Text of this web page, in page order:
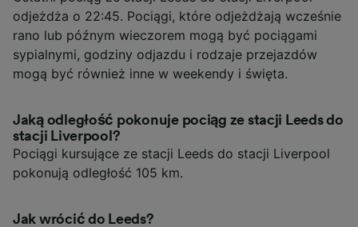
odjeżdża o 22:45. Pociągi, które odjeżdżają wcześnie
rano lub późnym wieczorem mogą być pociągami
sypialnymi, godziny odjazdu i rodzaje przejazdów
mogą być również inne w weekendy i święta.
Jaką odległość pokonuje pociąg ze stacji Leeds do
stacji Liverpool?
Pociągi kursujące ze stacji Leeds do stacji Liverpool
pokonują odległość 105 km.
Jak wrócić do Leeds?